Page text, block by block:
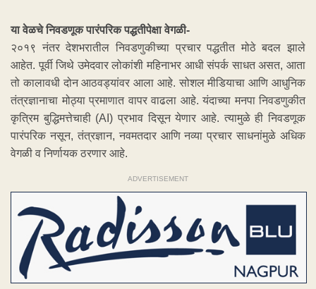
या वेळचे निवडणूक पारंपरिक पद्धतीपेक्षा वेगळी-
२०१९ नंतर देशभरातील निवडणुकीच्या प्रचार पद्धतीत मोठे बदल झाले
आहेत. पूर्वी जिथे उमेदवार लोकांशी महिनाभर आधी संपर्क साधत असत, आता
तो कालावधी दोन आठवड्यांवर आला आहे. सोशल मीडियाचा आणि आधुनिक
तंत्रज्ञानाचा मोठ्या प्रमाणात वापर वाढला आहे. यंदाच्या मनपा निवडणुकीत
कृत्रिम बुद्धिमत्तेचाही (AI) प्रभाव दिसून येणार आहे. त्यामुळे ही निवडणूक
पारंपरिक नसून, तंत्रज्ञान, नवमतदार आणि नव्या प्रचार साधनांमुळे अधिक
वेगळी व निर्णायक ठरणार आहे.
ADVERTISEMENT